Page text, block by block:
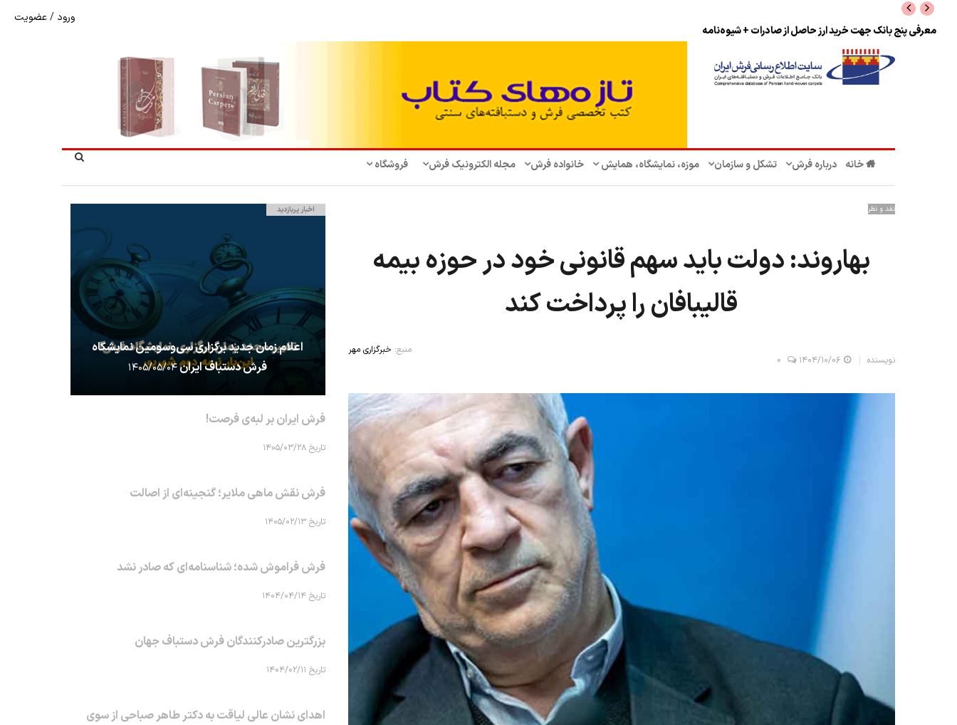
نرخ بازگشت ارز حاصل از صادرات + تکمیلی
ورود /عضویت
خانه درباره فرش تشکل‌ و سازمان‌ موزه، نمایشگاه، همایش‌ خانواده فرش مجله الکترونیک فرش فروشگاه
نقد و نظر
بهاروند: دولت باید سهم قانونی خود در حوزه بیمه
قالیبافان را پرداخت کند
نویسنده ۱۴۰۴/۱۰/۰۶ 0
منبع: خبرگزاری مهر
اخبار پربازدید
اعلام زمان جدید برگزاری سی‌وسومین نمایشگاه
فرش دستباف ایران۱۴۰۵/۰۵/۰۴
فرش ایران بر لبه‌ی فرصت!
تاریخ ۱۴۰۵/۰۳/۲۸
فرش نقش ماهی‌ ملایر؛ گنجینه‌ای از اصالت
تاریخ ۱۴۰۵/۰۲/۱۳
فرش فراموش شده؛ شناسنامه‌ای که صادر نشد
تاریخ ۱۴۰۴/۰۴/۱۴
بزرگترین صادرکنندگان فرش دستباف جهان
تاریخ ۱۴۰۴/۰۲/۱۱
اهدای نشان عالی لیاقت به دکتر طاهر صباحی از سوی